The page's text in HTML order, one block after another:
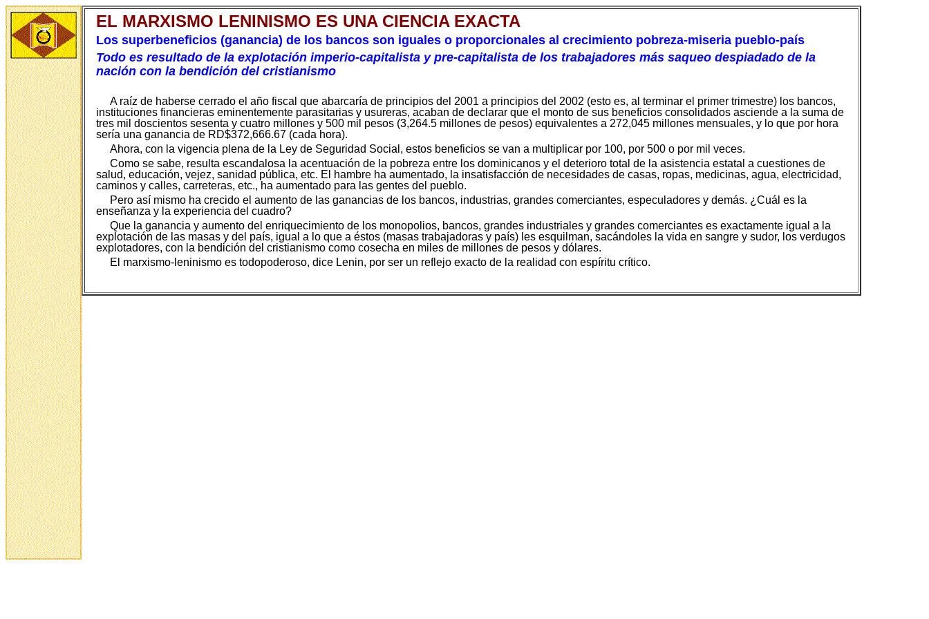
EL MARXISMO LENINISMO ES UNA CIENCIA EXACTA
Los superbeneficios (ganancia) de los bancos son iguales o proporcionales al crecimiento pobreza-miseria pueblo-país
Todo es resultado de la explotación imperio-capitalista y pre-capitalista de los trabajadores más saqueo despiadado de la
nación con la bendición del cristianismo
A raíz de haberse cerrado el año fiscal que abarcaría de principios del 2001 a principios del 2002 (esto es, al terminar el primer trimestre) los bancos,
instituciones financieras eminentemente parasitarias y usureras, acaban de declarar que el monto de sus beneficios consolidados asciende a la suma de
tres mil doscientos sesenta y cuatro millones y 500 mil pesos (3,264.5 millones de pesos) equivalentes a 272,045 millones mensuales, y lo que por hora
sería una ganancia de RD$372,666.67 (cada hora).
Ahora, con la vigencia plena de la Ley de Seguridad Social, estos beneficios se van a multiplicar por 100, por 500 o por mil veces.
Como se sabe, resulta escandalosa la acentuación de la pobreza entre los dominicanos y el deterioro total de la asistencia estatal a cuestiones de
salud, educación, vejez, sanidad pública, etc. El hambre ha aumentado, la insatisfacción de necesidades de casas, ropas, medicinas, agua, electricidad,
caminos y calles, carreteras, etc., ha aumentado para las gentes del pueblo.
Pero así mismo ha crecido el aumento de las ganancias de los bancos, industrias, grandes comerciantes, especuladores y demás. ¿Cuál es la
enseñanza y la experiencia del cuadro?
Que la ganancia y aumento del enriquecimiento de los monopolios, bancos, grandes industriales y grandes comerciantes es exactamente igual a la
explotación de las masas y del país, igual a lo que a éstos (masas trabajadoras y país) les esquilman, sacándoles la vida en sangre y sudor, los verdugos
explotadores, con la bendición del cristianismo como cosecha en miles de millones de pesos y dólares.
El marxismo-leninismo es todopoderoso, dice Lenin, por ser un reflejo exacto de la realidad con espíritu crítico.